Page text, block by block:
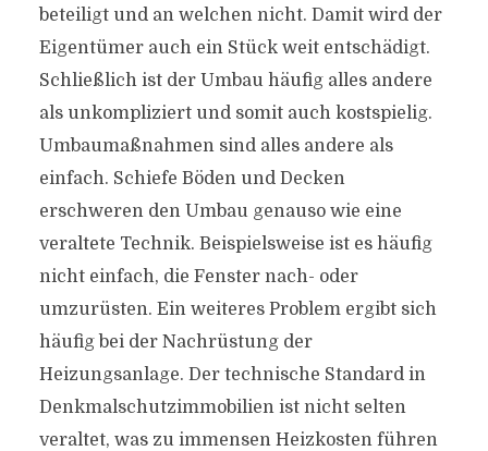
beteiligt und an welchen nicht. Damit wird der
Eigentümer auch ein Stück weit entschädigt.
Schließlich ist der Umbau häufig alles andere
als unkompliziert und somit auch kostspielig.
Umbaumaßnahmen sind alles andere als
einfach. Schiefe Böden und Decken
erschweren den Umbau genauso wie eine
veraltete Technik. Beispielsweise ist es häufig
nicht einfach, die Fenster nach- oder
umzurüsten. Ein weiteres Problem ergibt sich
häufig bei der Nachrüstung der
Heizungsanlage. Der technische Standard in
Denkmalschutzimmobilien ist nicht selten
veraltet, was zu immensen Heizkosten führen